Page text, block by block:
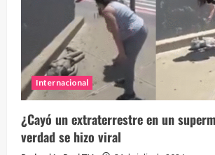
Internacional
¿Cayó un extraterrestre en un
verdad se hizo viral